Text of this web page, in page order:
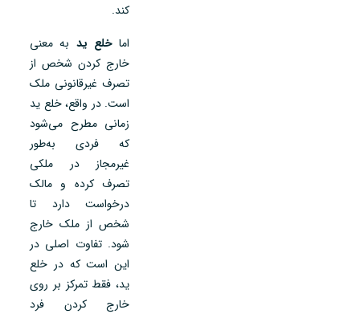
کند.
اماخلع ید به معنی
خارج کردن شخص از
تصرف غیرقانونی ملک
است. در واقع، خلع ید
زمانی مطرح می‌شود
که فردی به‌طور
غیرمجاز در ملکی
تصرف کرده و مالک
درخواست دارد تا
شخص از ملک خارج
شود. تفاوت اصلی در
این است که در خلع
ید، فقط تمرکز بر روی
خارج کردن فرد